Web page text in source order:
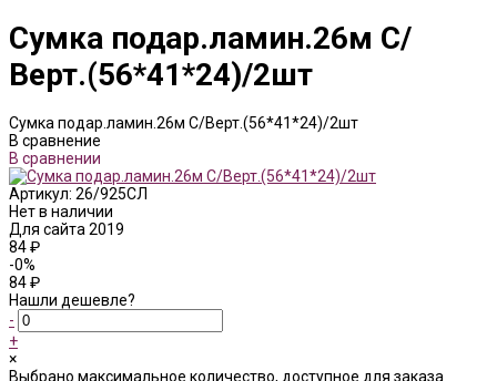
Сумка подар.ламин.26м С/
Верт.(56*41*24)/2шт
Сумка подар.ламин.26м С/Верт.(56*41*24)/2шт
В сравнение
В сравнении
Артикул: 26/925СЛ
Нет в наличии
Для сайта 2019
84 ₽
-0%
84 ₽
Нашли дешевле?
-
+
×
Выбрано максимальное количество, доступное для заказа